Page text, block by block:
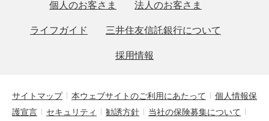
個人のお客さま
法人のお客さま
ライフガイド
三井住友信託銀行について
採用情報
サイトマップ 本ウェブサイトのご利用にあたって
個人情報保
護宣言
セキュリティ 勧誘方針
当社の保険募集について